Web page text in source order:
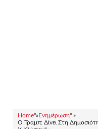
Home"»Ενημέρωση" »
Ο Τραμπ: Δίνει Στη